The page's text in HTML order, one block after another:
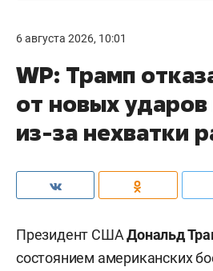
6 августа 2026, 10:01
WP: Трамп
от новых
из-за нехватки
Президент СШАДональд
состоянием американских